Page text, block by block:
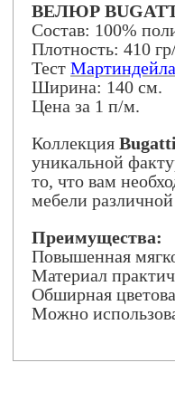
ВЕЛЮР
Состав: 100%
Плотность: 410
Тест Мартиндейла
Ширина: 140 см.
Цена за 1 п/м.
Коллекция Bugatti
уникальной
то, что вам
мебели
Преимущества:
Повышенная
Материал
Обширная
Можно